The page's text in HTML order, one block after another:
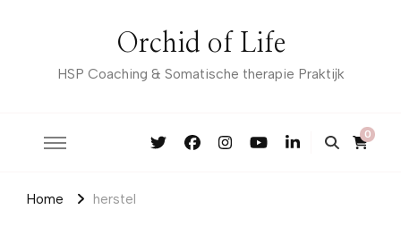
Orchid of Life
HSP Coaching & Somatische therapie Praktijk
0
Home herstel